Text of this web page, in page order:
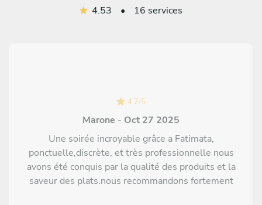
4.53 • 16 services
4.7/5
Marone - Oct 27 2025
Une soirée incroyable grâce a Fatimata,
ponctuelle,discrète, et très professionnelle nous
avons été conquis par la qualité des produits et la
saveur des plats.nous recommandons fortement